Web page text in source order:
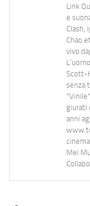
Link
e
Clash,
Chao
vivo
Scott-
senza
giurati
anni
Mei